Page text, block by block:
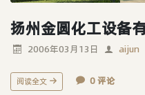
2006年03月13日 aijun
阅读全文 0 评论